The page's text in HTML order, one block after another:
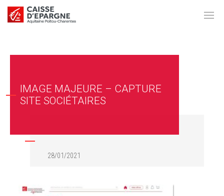
IMAGE MAJEURE – CAPTURE
SITE SOCIÉTAIRES
28/01/2021